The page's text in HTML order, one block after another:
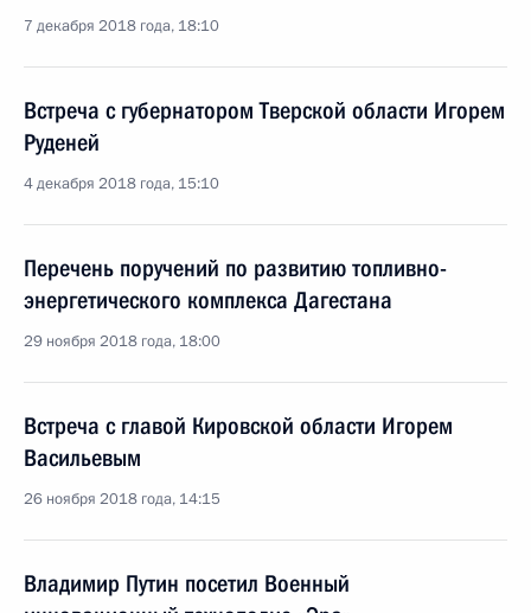
7 декабря 2018 года, 18:10
Встреча с губернатором Тверской области Игорем
Руденей
4 декабря 2018 года, 15:10
Перечень поручений по развитию топливно-
энергетического комплекса Дагестана
29 ноября 2018 года, 18:00
Встреча с главой Кировской области Игорем
Васильевым
26 ноября 2018 года, 14:15
Владимир Путин посетил Военный